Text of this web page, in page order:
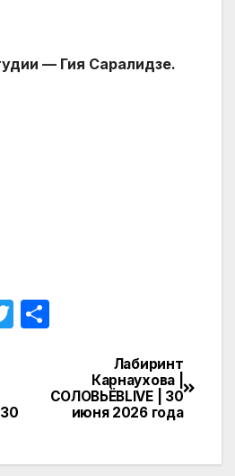
— Гия Саралидзе.
T
er
р
в
Лабиринт
Карнаухова |
СОЛОВЬЁВLIVE | 30
июня 2026 года